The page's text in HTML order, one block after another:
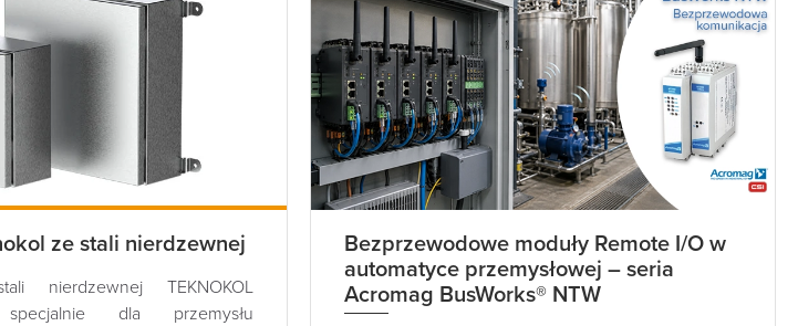
ze stali nierdzewnej
nierdzewnej TEKNOKOL
specjalnie dla przemysłu
Bezprzewodowe moduły Remote I/O w
automatyce przemysłowej – seria
Acromag BusWorks® NTW